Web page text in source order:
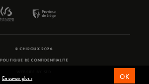
© CHIROUX 2026
POLITIQUE DE CONFIDENTIALITÉ
En savoir plus › OK